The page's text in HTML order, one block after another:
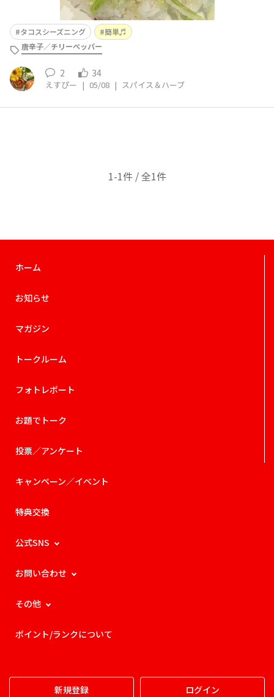
タコスシーズニング
簡単♬
唐辛子／チリーペッパー
2 34
えすぴー | 05/08 | スパイス＆ハーブ
1-1件 / 全1件
ホーム
お知らせ
マガジン
トークルーム
フォトレポート
お題でトーク
投票／アンケート
キャンペーン／イベント
特典交換
公式SNS
お問い合わせ
その他
ポイント/ランクについて
新規登録 ログイン